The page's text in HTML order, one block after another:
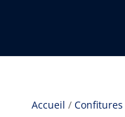
Accueil / Confitures